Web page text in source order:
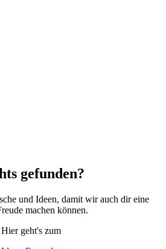
gefunden?
und Ideen, damit wir auch dir eine
machen können.
Hier geht's zum